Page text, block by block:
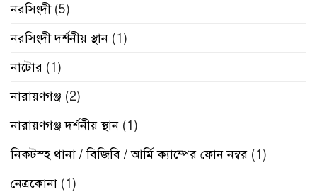
নরসিংদী(5)
নরসিংদী দর্শনীয় স্থান (1)
নাটোর (1)
নারায়ণগঞ্জ (2)
নারায়ণগঞ্জ দর্শনীয় স্থান (1)
নিকটস্হ থানা / বিজিবি / আর্মি ক্যাম্পের ফোন নম্বর (1)
নেত্রকোনা (1)